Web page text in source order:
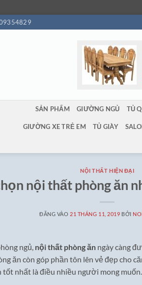
SẢN PHẨM GIƯỜNG NGỦ TỦ
GIƯỜNG XE TRẺ EM TỦ GIÀY
NỘI THẤT HIỆN ĐẠI
nội thất phòng ăn
ĐĂNG VÀO 21 THÁNG 11, 2019 BỞI
ngủ, nội thất phòng ăn ngày càng
ăn còn góp phần tôn lên vẻ đẹp cho
nhất là điều nhiều người mong muốn.